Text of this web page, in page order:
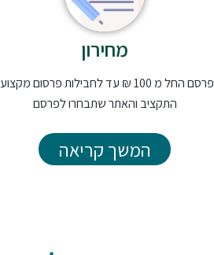
מחירון
ניתן לפרסם החל מ 100 ₪ עד לחבילות פרסום
התקציב והאתר שתבחרו לפרסם
המשך קריאה